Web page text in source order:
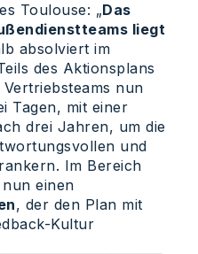
Toulouse: „Das
liegt
absolviert im
des Aktionsplans
nun
Tagen, mit einer
drei Jahren, um die
und
Im Bereich
nun einen
, der den Plan mit
Kultur